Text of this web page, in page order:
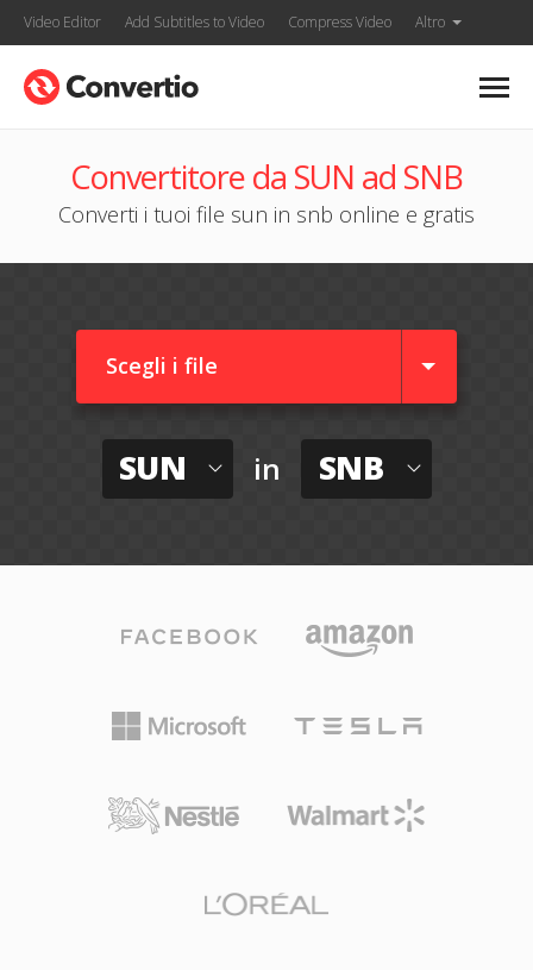
Video Editor Add Subtitles to Video Compress Video Altro
Convertitore da SUN ad SNB
Converti i tuoi file sun in snb online e gratis
Scegli i file
SUN in SNB